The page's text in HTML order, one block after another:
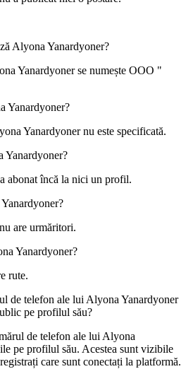
Alyona Yanardyoner?
Yanardyoner se numește OOO "
Yanardyoner?
Yanardyoner nu este specificată.
Yanardyoner?
abonat încă la nici un profil.
?
are urmăritori.
Yanardyoner?
rute.
de telefon ale luiAlyona Yanardyoner
pe profilul său?
de telefon ale lui Alyona
pe profilul său. Acestea sunt vizibile
care sunt conectați la platformă.